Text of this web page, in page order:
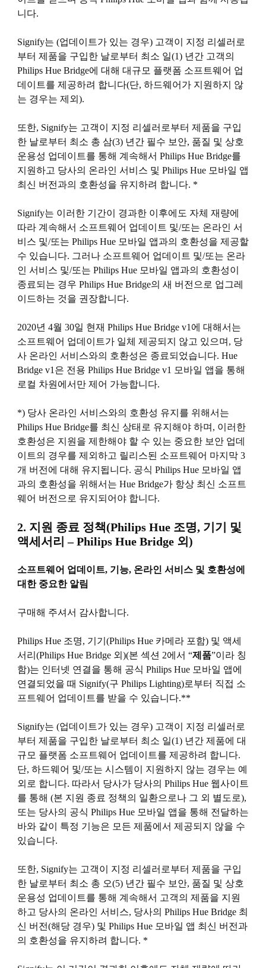
니다.
Signify는 (업데이트가 있는 경우) 고객이 지정 리셀러로
부터 제품을 구입한 날로부터 최소 일(1) 년간 고객의
Philips Hue Bridge에 대해 대규모 플랫폼 소프트웨어 업
데이트를 제공하려 합니다(단, 하드웨어가 지원하지 않
는 경우는 제외).
또한, Signify는 고객이 지정 리셀러로부터 제품을 구입
한 날로부터 최소 총 삼(3) 년간 필수 보안, 품질 및 상호
운용성 업데이트를 통해 계속해서 Philips Hue Bridge를
지원하고 당사의 온라인 서비스 및 Philips Hue 모바일 앱
최신 버전과의 호환성을 유지하려 합니다. *
Signify는 이러한 기간이 경과한 이후에도 자체 재량에
따라 계속해서 소프트웨어 업데이트 및/또는 온라인 서
비스 및/또는 Philips Hue 모바일 앱과의 호환성을 제공할
수 있습니다. 그러나 소프트웨어 업데이트 및/또는 온라
인 서비스 및/또는 Philips Hue 모바일 앱과의 호환성이
종료되는 경우 Philips Hue Bridge의 새 버전으로 업그레
이드하는 것을 권장합니다.
2020년 4월 30일 현재 Philips Hue Bridge v1에 대해서는
소프트웨어 업데이트가 일체 제공되지 않고 있으며, 당
사 온라인 서비스와의 호환성은 종료되었습니다. Hue
Bridge v1은 전용 Philips Hue Bridge v1 모바일 앱을 통해
로컬 차원에서만 제어 가능합니다.
*) 당사 온라인 서비스와의 호환성 유지를 위해서는
Philips Hue Bridge를 최신 상태로 유지해야 하며, 이러한
호환성은 지원을 제한해야 할 수 있는 중요한 보안 업데
이트의 경우를 제외하고 릴리스된 소프트웨어 마지막 3
개 버전에 대해 유지됩니다. 공식 Philips Hue 모바일 앱
과의 호환성을 위해서는 Hue Bridge가 항상 최신 소프트
웨어 버전으로 유지되어야 합니다.
2. 지원 종료 정책(Philips Hue 조명, 기기 및
액세서리 – Philips Hue Bridge 외)
소프트웨어 업데이트, 기능, 온라인 서비스 및 호환성에
대한 중요한 알림
구매해 주셔서 감사합니다.
Philips Hue 조명, 기기(Philips Hue 카메라 포함) 및 액세
서리(Philips Hue Bridge 외)(본 섹션 2에서 “제품”이라 칭
함)는 인터넷 연결을 통해 공식 Philips Hue 모바일 앱에
연결되었을 때 Signify(구 Philips Lighting)로부터 직접 소
프트웨어 업데이트를 받을 수 있습니다.**
Signify는 (업데이트가 있는 경우) 고객이 지정 리셀러로
부터 제품을 구입한 날로부터 최소 일(1) 년간 제품에 대
규모 플랫폼 소프트웨어 업데이트를 제공하려 합니다.
단, 하드웨어 및/또는 시스템이 지원하지 않는 경우는 예
외로 합니다. 따라서 당사가 당사의 Philips Hue 웹사이트
를 통해 (본 지원 종료 정책의 일환으로나 그 외 별도로),
또는 당사의 공식 Philips Hue 모바일 앱을 통해 전달하는
바와 같이 특정 기능은 모든 제품에서 제공되지 않을 수
있습니다.
또한, Signify는 고객이 지정 리셀러로부터 제품을 구입
한 날로부터 최소 총 오(5) 년간 필수 보안, 품질 및 상호
운용성 업데이트를 통해 계속해서 고객의 제품을 지원
하고 당사의 온라인 서비스, 당사의 Philips Hue Bridge 최
신 버전(해당 경우) 및 Philips Hue 모바일 앱 최신 버전과
의 호환성을 유지하려 합니다. *